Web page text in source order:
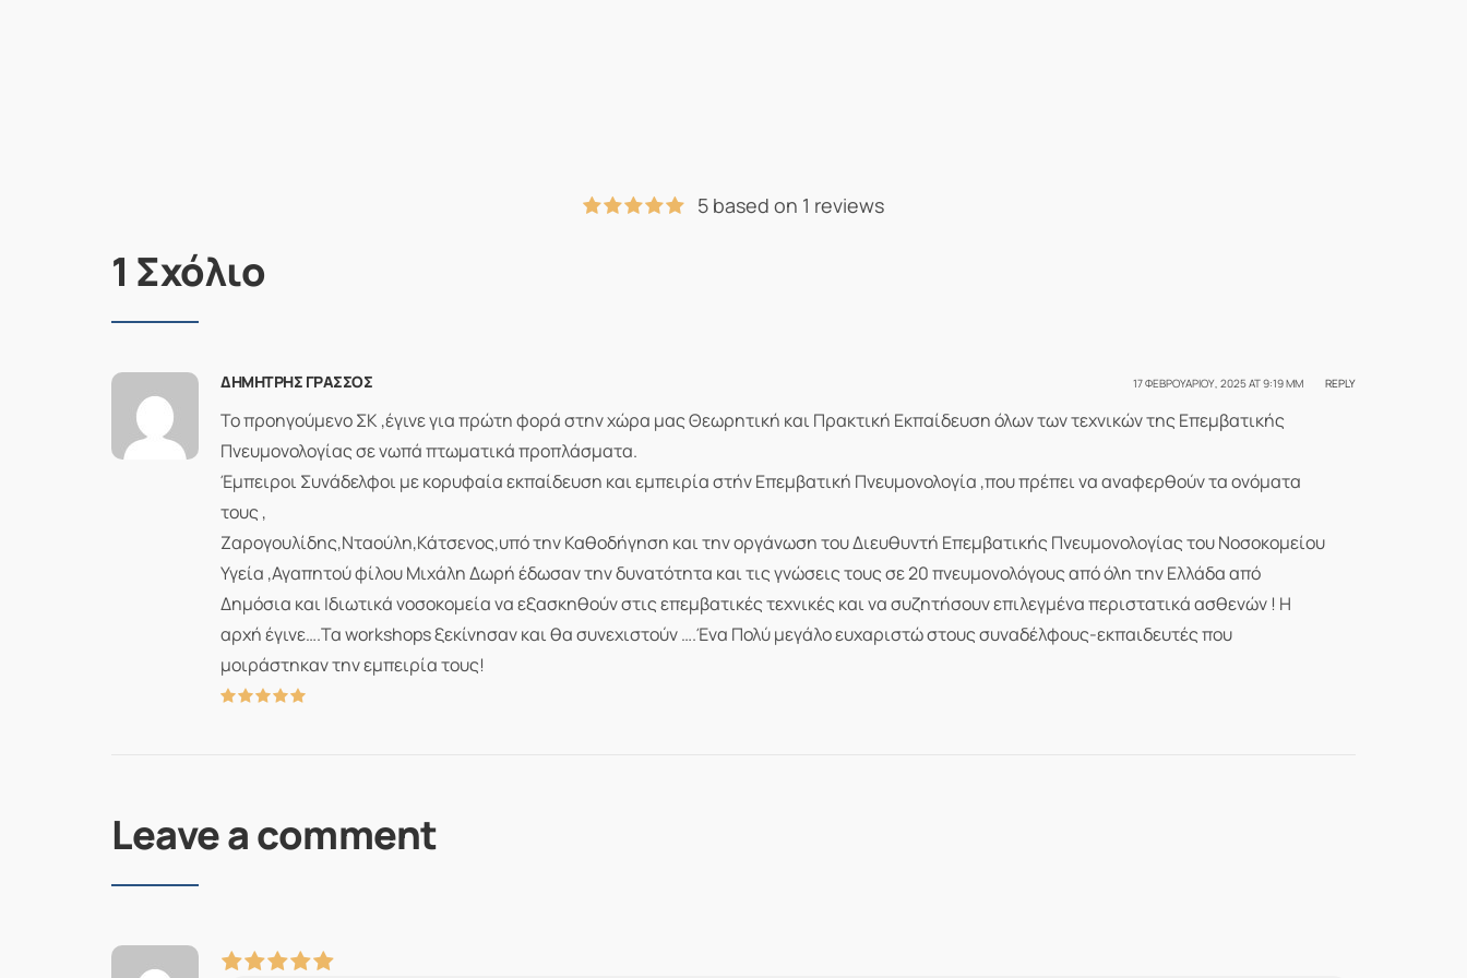
5 based on 1 reviews
1 Σχόλιο
ΔΗΜΉΤΡΗΣ ΓΡΆΣΣΟΣ REPLY
17 ΦΕΒΡΟΥΑΡΊΟΥ, 2025 AT 9:19 ΜΜ
Το προηγούμενο ΣΚ ,έγινε για πρώτη φορά στην χώρα μας Θεωρητική και Πρακτική Εκπαίδευση όλων των τεχνικών της Επεμβατικής
Πνευμονολογίας σε νωπά πτωματικά προπλάσματα.
Έμπειροι Συνάδελφοι με κορυφαία εκπαίδευση και εμπειρία στήν Επεμβατική Πνευμονολογία ,που πρέπει να αναφερθούν τα ονόματα
τους ,
Ζαρογουλίδης,Νταούλη,Κάτσενος,υπό την Καθοδήγηση και την οργάνωση του Διευθυντή Επεμβατικής Πνευμονολογίας του Νοσοκομείου
Υγεία ,Αγαπητού φίλου Μιχάλη Δωρή έδωσαν την δυνατότητα και τις γνώσεις τους σε 20 πνευμονολόγους από όλη την Ελλάδα από
Δημόσια και Ιδιωτικά νοσοκομεία να εξασκηθούν στις επεμβατικές τεχνικές και να συζητήσουν επιλεγμένα περιστατικά ασθενών ! Η
αρχή έγινε….Τα workshops ξεκίνησαν και θα συνεχιστούν ….Ένα Πολύ μεγάλο ευχαριστώ στους συναδέλφους-εκπαιδευτές που
μοιράστηκαν την εμπειρία τους!
Leave a comment